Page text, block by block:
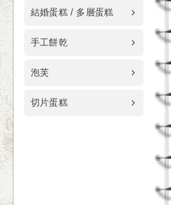
結婚蛋糕 / 多層蛋糕
手工餅乾
泡芙
切片蛋糕